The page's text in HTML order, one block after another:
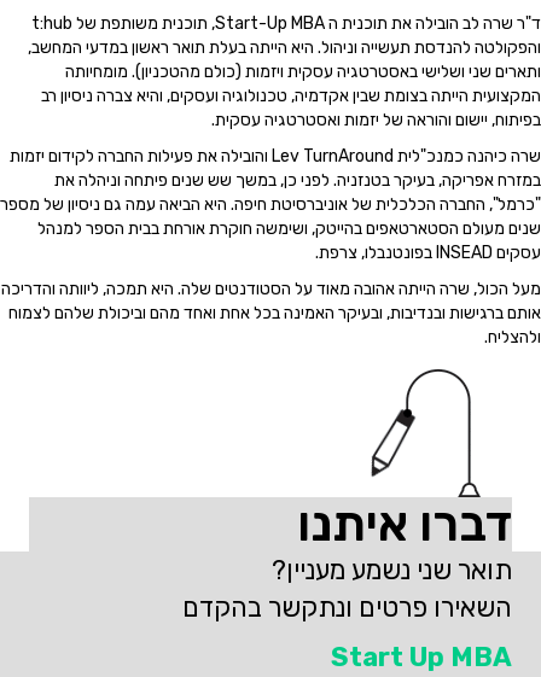
ד"ר שרה לב הובילה את תוכנית ה Start-Up MBA, תוכנית משותפת של t:hub
והפקולטה להנדסת תעשייה וניהול. היא הייתה בעלת תואר ראשון במדעי המחשב,
ותארים שני ושלישי באסטרטגיה עסקית ויזמות (כולם מהטכניון). מומחיותה
המקצועית הייתה בצומת שבין אקדמיה, טכנולוגיה ועסקים, והיא צברה ניסיון רב
בפיתוח, יישום והוראה של יזמות ואסטרטגיה עסקית.
שרה כיהנה כמנכ"לית Lev TurnAround והובילה את פעילות החברה לקידום יזמות
במזרח אפריקה, בעיקר בטנזניה. לפני כן, במשך שש שנים פיתחה וניהלה את
"כרמל", החברה הכלכלית של אוניברסיטת חיפה. היא הביאה עמה גם ניסיון של מספר
שנים מעולם הסטארטאפים בהייטק, ושימשה חוקרת אורחת בבית הספר למנהל
עסקים INSEAD בפונטנבלו, צרפת.
מעל הכול, שרה הייתה אהובה מאוד על הסטודנטים שלה. היא תמכה, ליוותה והדריכה
אותם ברגישות ובנדיבות, ובעיקר האמינה בכל אחת ואחד מהם וביכולת שלהם לצמוח
ולהצליח.
דברו איתנו
תואר שני נשמע מעניין?
השאירו פרטים ונתקשר בהקדם
Start Up MBA